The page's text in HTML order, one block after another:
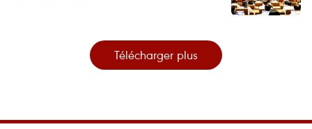
Télécharger plus